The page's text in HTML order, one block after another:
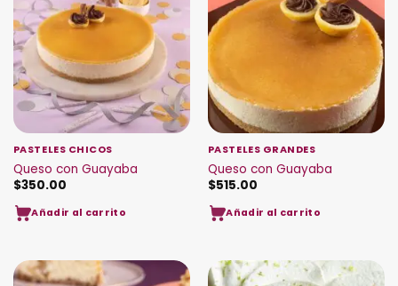
PASTELES CHICOS
Queso con Guayaba
$350.00
Añadir al carrito
PASTELES GRANDES
Queso con Guayaba
$515.00
Añadir al carrito